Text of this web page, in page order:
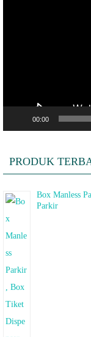
00:00
PRODUK
Box Manless
Parkir